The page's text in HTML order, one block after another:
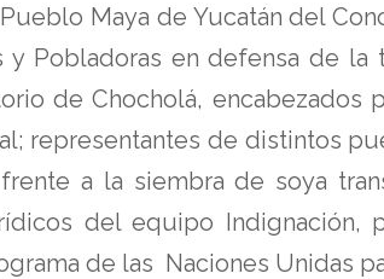
Maya de Yucatán del
y Pobladoras en defensa de
de Chocholá, encabezados
representantes de distintos
a la siembra de soya
del equipo Indignación,
de las Naciones Unidas